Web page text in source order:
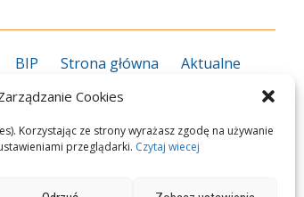
Cookies
Korzystając ze strony wyrażasz zgodę na używanie
przeglądarki. Czytaj wiecej
BIP Strona główna
Aktualne
Kalendarz roku szkolnego
2026/2027
Pedagog/psycholog
Plan
Przedmioty zawodowe
Podręczniki